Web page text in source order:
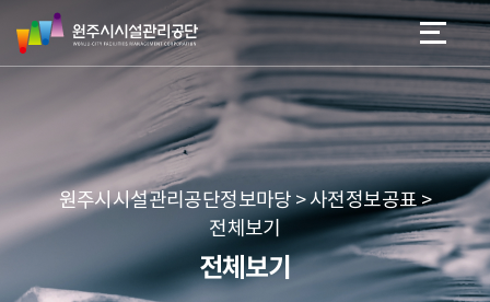
네
본문 바로가기
메뉴 바로가기
원
주
시
리
공
단
원주시시설관리공단정보마당 > 사전정보공표 >
전체보기
전체보기